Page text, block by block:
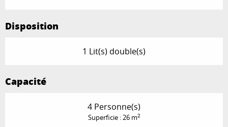
Disposition
1 Lit(s) double(s)
Capacité
4 Personne(s)
Superficie : 26 m2